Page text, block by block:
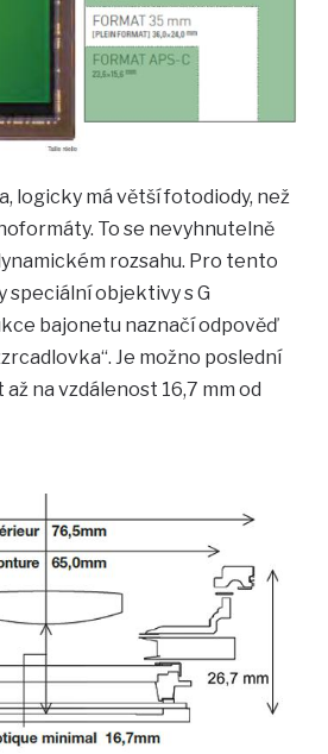
logicky má větší fotodiody, než
To se nevyhnutelně
rozsahu. Pro tento
speciální objektivy s G
bajonetu naznačí odpověď
Je možno poslední
na vzdálenost 16,7 mm od